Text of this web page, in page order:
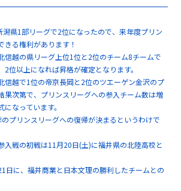
潟県1部リーグで2位になったので、来年度プリン
きる権利があります！
信越の県リーグ上位1位と2位のチーム8チームで
位以上になれば昇格が確定となります。
信越で1位の帝京長岡と2位のツエーゲン金沢のプ
果次第で、プリンスリーグへの参入チーム数は増
なっています。
プリンスリーグへの復帰が決まるというわけで
入戦の初戦は11月20日(土)に福井県の北陸高校と
日に、福井商業と日本文理の勝利したチームとの